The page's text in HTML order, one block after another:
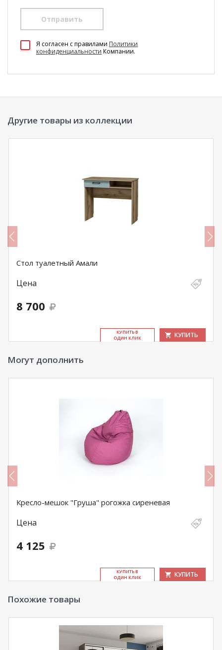
Отправить
Я согласен c правилами Политики
конфиденциальности Компании.
Другие товары из коллекции
Стол туалетный Амали
Цена
8 700
КУ­ПИТЬ В
ОДИН КЛИК
КУПИТЬ
Могут дополнить
Кресло-мешок "Груша" рогожка сиреневая
Цена
4 125
КУ­ПИТЬ В
ОДИН КЛИК
КУПИТЬ
Похожие товары